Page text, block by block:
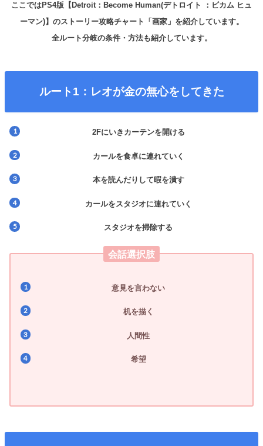
ここではPS4版【Detroit：Become Human(デトロイト ：ビカム ヒュ
ーマン)】のストーリー攻略チャート「画家」を紹介しています。
全ルート分岐の条件・方法も紹介しています。
ルート1： レオが金の無心をしてきた
2Fにいきカーテンを開ける
カールを食卓に連れていく
本を読んだりして暇を潰す
カールをスタジオに連れていく
スタジオを掃除する
会話選択肢
意見を言わない
机を描く
人間性
希望